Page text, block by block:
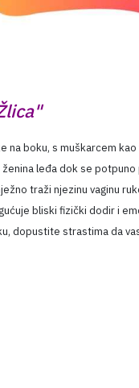
boku, s muškarcem
leđa dok se
traži njezinu vaginu
bliski fizički dodir i
dopustite strastima da